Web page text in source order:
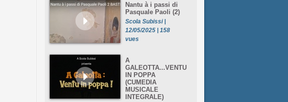
Nantu à i passi di
Pasquale Paoli (2)
Scola Subissi |
12/05/2025 | 158
vues
A
GALEOTTA...VENTU
IN POPPA
(CUMEDIA
MUSICALE
INTEGRALE)